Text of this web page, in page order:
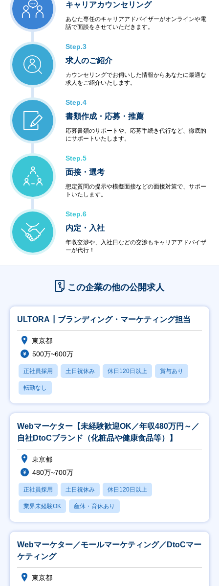
キャリアカウンセリング
あなた専任のキャリアアドバイザーがオンラインや電
話で面談をさせていただきます。
Step.3
求人のご紹介
カウンセリングでお伺いした情報からあなたに最適な
求人をご紹介いたします。
Step.4
書類作成・応募・推薦
応募書類のサポートや、応募手続き代行など、徹底的
にサポートいたします。
Step.5
面接・選考
想定質問の提示や模擬面接などの面接対策で、サポー
トいたします。
Step.6
内定・入社
年収交渉や、入社日などの交渉もキャリアアドバイザ
ーが代行！
この企業の他の公開求人
ULTORA┃ブランディング・マーケティング担当
東京都
500万~600万
正社員採用 土日祝休み 休日120日以上 賞与あり
転勤なし
Webマーケター【未経験歓迎OK／年収480万円～／
自社DtoCブランド（化粧品や健康食品等）】
東京都
480万~700万
正社員採用 土日祝休み 休日120日以上
業界未経験OK 産休・育休あり
Webマーケター／モールマーケティング／DtoCマー
ケティング
東京都